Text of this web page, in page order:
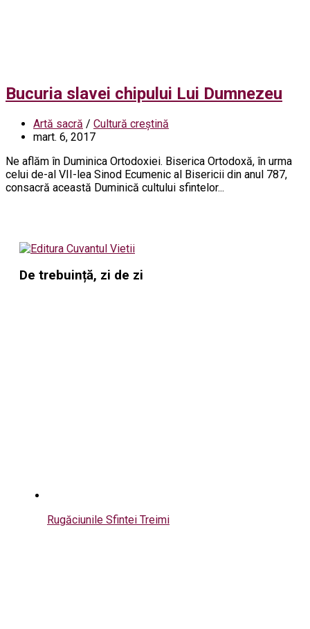
Bucuria slavei chipului Lui Dumnezeu
Artă sacră / Cultură creștină
mart. 6, 2017
Ne aflăm în Duminica Ortodoxiei. Biserica Ortodoxă, în urma
celui de-al VII-lea Sinod Ecumenic al Bisericii din anul 787,
consacră această Duminică cultului sfintelor...
De trebuință, zi de zi
Rugăciunile Sfintei Treimi